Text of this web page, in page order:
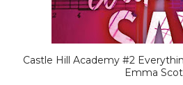
Castle Hill Academy #2
Emma